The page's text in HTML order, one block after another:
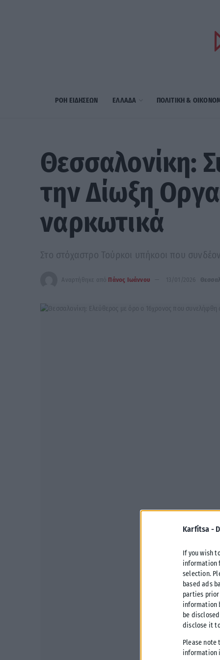
Karfitsa -
If you wish
information
selection.
based ads
parties
information
be
disclose it
Please note
information
ΡΟΗ ΕΙΔΗΣΕΩΝ ΕΛΛΑΔΑ ΠΟΛΙΤΙΚΗ &
Θεσσαλονίκη:
την Δίωξη
ναρκωτικά
Στο στόχαστρο Τούρκοι υπήκοοι που
Αναρτήθηκε από Πάνος Ιωάννου 13/01/2026